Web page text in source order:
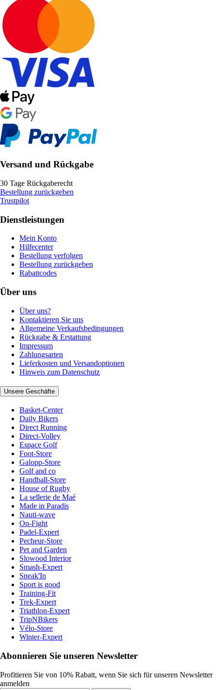
Versand und Rückgabe
30 Tage Rückgaberecht
Bestellung zurückgeben
Trustpilot
Dienstleistungen
Mein Konto
Hilfecenter
Bestellung verfolgen
Bestellung zurückgeben
Rabattcodes
Über uns
Über uns?
Kontaktieren Sie uns
Allgemeine Verkaufsbedingungen
Rückgabe & Erstattung
Impressum
Zahlungsarten
Lieferkosten und Versandoptionen
Hinweis zum Datenschutz
Unsere Geschäfte
Basket-Center
Daily Bikers
Direct Running
Direct-Volley
Espace Golf
Foot-Store
Galopp-Store
Golf and co
Handball-Store
House of Rugby
La sellerie de Maé
Made in Paradis
Nauti-wave
On-Fight
Padel-Expert
Pecheur-Store
Pet and Garden
Slowood Interior
Smash-Expert
Sneak'In
Sport is good
Training-Fit
Trek-Expert
Triathlon-Expert
TripNBikers
Vélo-Store
Winter-Expert
Abonnieren Sie unseren Newsletter
Profitieren Sie von 10% Rabatt, wenn Sie sich für unseren Newsletter
anmelden